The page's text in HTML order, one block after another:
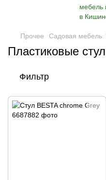
Прочее Садовая мебель
Пластиковые
Фильтр